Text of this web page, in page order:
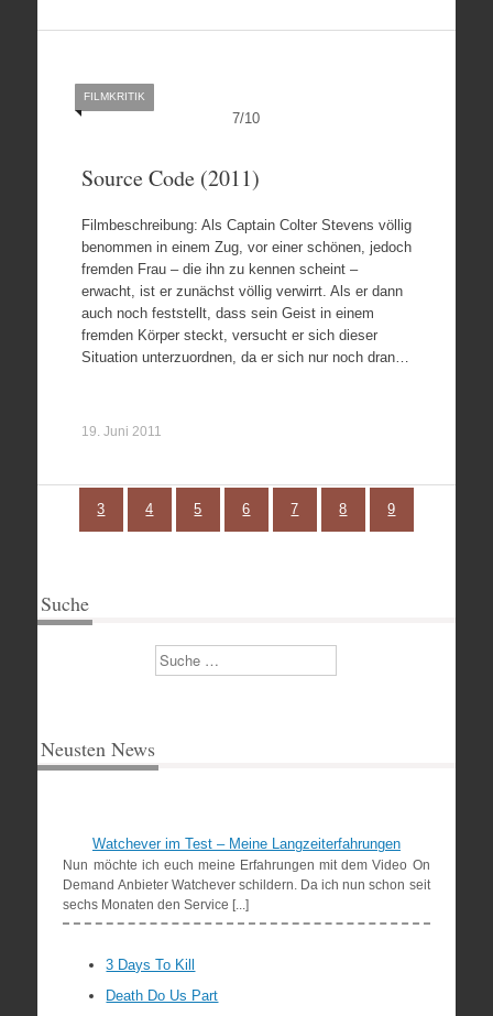
7/10
FILMKRITIK
Source Code (2011)
Filmbeschreibung: Als Captain Colter Stevens völlig
benommen in einem Zug, vor einer schönen, jedoch
fremden Frau – die ihn zu kennen scheint –
erwacht, ist er zunächst völlig verwirrt. Als er dann
auch noch feststellt, dass sein Geist in einem
fremden Körper steckt, versucht er sich dieser
Situation unterzuordnen, da er sich nur noch dran…
19. Juni 2011
3 4 5 6 7 8 9
Suche
Suchen
Neusten News
Watchever im Test – Meine Langzeiterfahrungen
Nun möchte ich euch meine Erfahrungen mit dem Video On
Demand Anbieter Watchever schildern. Da ich nun schon seit
sechs Monaten den Service [...]
3 Days To Kill
Death Do Us Part